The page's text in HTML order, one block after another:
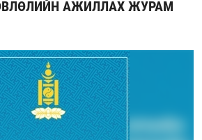
АЖИЛЛАХ ЖУРАМ